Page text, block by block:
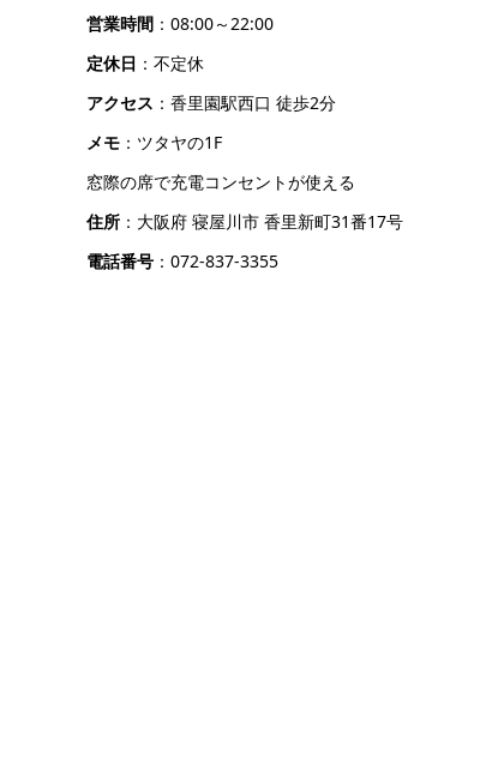
営業時間 ：08:00～22:00
定休日 ：不定休
アクセス ：香里園駅西口 徒歩2分
メモ ：ツタヤの1F
窓際の席で充電コンセントが使える
住所 ：大阪府 寝屋川市 香里新町31番17号
電話番号 ：072-837-3355